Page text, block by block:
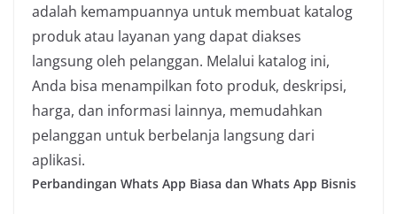
adalah kemampuannya untuk membuat katalog
produk atau layanan yang dapat diakses
langsung oleh pelanggan. Melalui katalog ini,
Anda bisa menampilkan foto produk, deskripsi,
harga, dan informasi lainnya, memudahkan
pelanggan untuk berbelanja langsung dari
aplikasi.
Perbandingan Whats App Biasa dan Whats App Bisnis